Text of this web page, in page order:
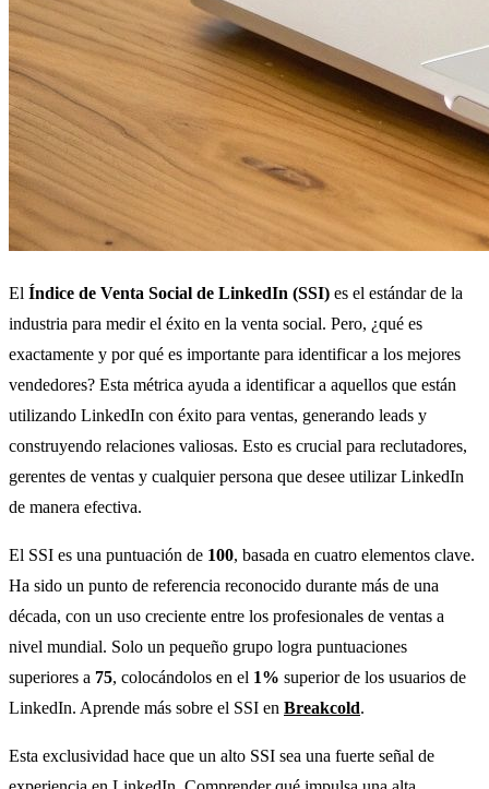
El Índice de Venta Social de LinkedIn (SSI) es el estándar de la
industria para medir el éxito en la venta social. Pero, ¿qué es
exactamente y por qué es importante para identificar a los mejores
vendedores? Esta métrica ayuda a identificar a aquellos que están
utilizando LinkedIn con éxito para ventas, generando leads y
construyendo relaciones valiosas. Esto es crucial para reclutadores,
gerentes de ventas y cualquier persona que desee utilizar LinkedIn
de manera efectiva.
El SSI es una puntuación de 100, basada en cuatro elementos clave.
Ha sido un punto de referencia reconocido durante más de una
década, con un uso creciente entre los profesionales de ventas a
nivel mundial. Solo un pequeño grupo logra puntuaciones
superiores a 75, colocándolos en el 1% superior de los usuarios de
LinkedIn. Aprende más sobre el SSI en Breakcold.
Esta exclusividad hace que un alto SSI sea una fuerte señal de